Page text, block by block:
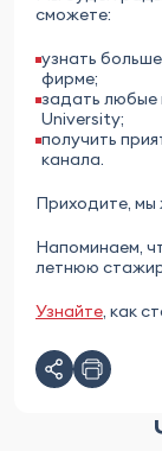
сможете:
узнать
фирме;
задать
University;
получить
канала.
Приходите, мы
Напоминаем,
летнюю
Узнайте, как